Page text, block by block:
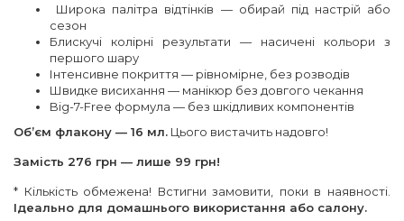
Широка палітра відтінків — обирай під настрій або
сезон
Блискучі колірні результати — насичені кольори з
першого шару
Інтенсивне покриття — рівномірне, без розводів
Швидке висихання — манікюр без довгого чекання
Big-7-Free формула — без шкідливих компонентів
Обʼєм флакону — 16 мл. Цього вистачить надовго!
Замість 276 грн — лише 99 грн!
* Кількість обмежена! Встигни замовити, поки в наявності.
Ідеально для домашнього використання або салону.